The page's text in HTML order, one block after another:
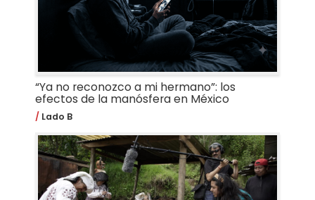
“Ya no reconozco a mi hermano”: los
efectos de la manósfera en México
Lado B